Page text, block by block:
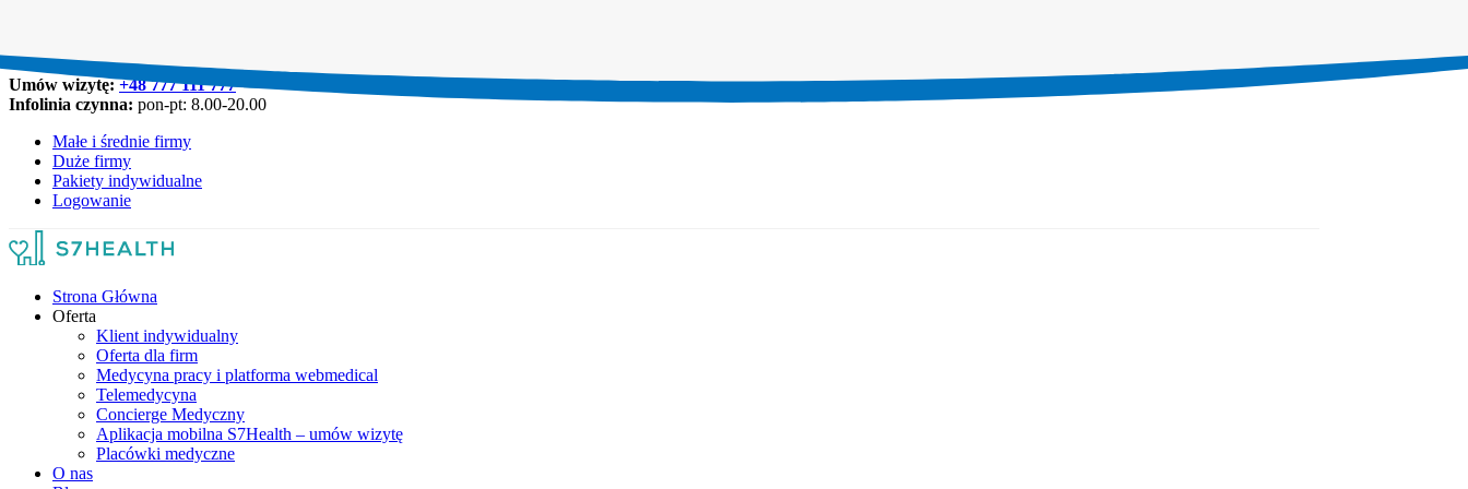
Umów wizytę:+48 777 111 777
Infolinia czynna: pon-pt: 8.00-20.00
Małe i średnie firmy
Duże firmy
Pakiety indywidualne
Logowanie
Strona Główna
Oferta
Klient indywidualny
Oferta dla firm
Medycyna pracy i platforma webmedical
Telemedycyna
Concierge Medyczny
Aplikacja mobilna S7Health – umów wizytę
Placówki medyczne
O nas